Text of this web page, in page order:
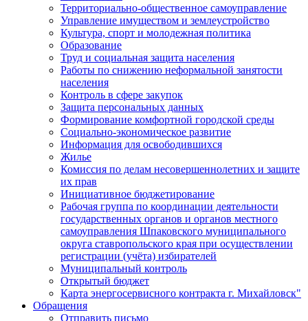
Территориально-общественное самоуправление
Управление имуществом и землеустройство
Культура, спорт и молодежная политика
Образование
Труд и социальная защита населения
Работы по снижению неформальной занятости
населения
Контроль в сфере закупок
Защита персональных данных
Формирование комфортной городской среды
Социально-экономическое развитие
Информация для освободившихся
Жилье
Комиссия по делам несовершеннолетних и защите
их прав
Инициативное бюджетирование
Рабочая группа по координации деятельности
государственных органов и органов местного
самоуправления Шпаковского муниципального
округа ставропольского края при осуществлении
регистрации (учёта) избирателей
Муниципальный контроль
Открытый бюджет
Карта энергосервисного контракта г. Михайловск"
Обращения
Отправить письмо